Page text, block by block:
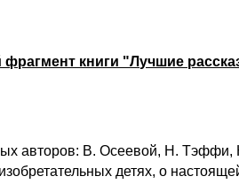
книги "Лучшие
авторов: В. Осеевой, Н.
детях, о